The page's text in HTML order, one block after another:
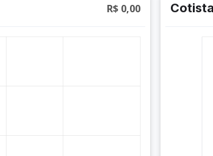
R$ 0,00